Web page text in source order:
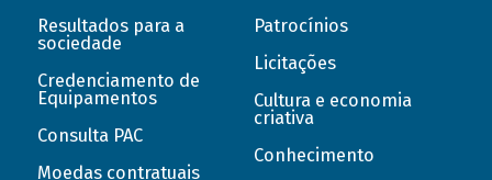
Resultados para a
sociedade
Credenciamento de
Equipamentos
Consulta PAC
Moedas contratuais
Patrocínios
Licitações
Cultura e economia
criativa
Conhecimento